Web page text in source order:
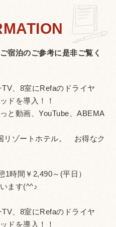
ご宿泊のご参考に是非ご覧く
、8室にRefaのドライヤ
ドを導入！！
と動画、YouTube、ABEMA
リゾートホテル。 お得なク
時間￥2,490～(平日）
ます(^^♪
、8室にRefaのドライヤ
ドを導入！！